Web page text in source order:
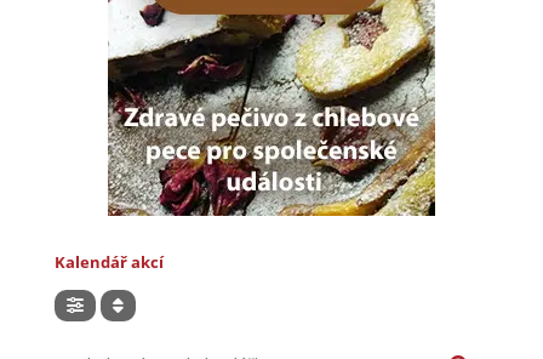
Kalendář akcí